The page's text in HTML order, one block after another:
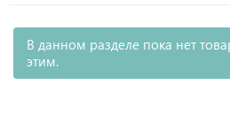
В данном разделе пока нет
этим.